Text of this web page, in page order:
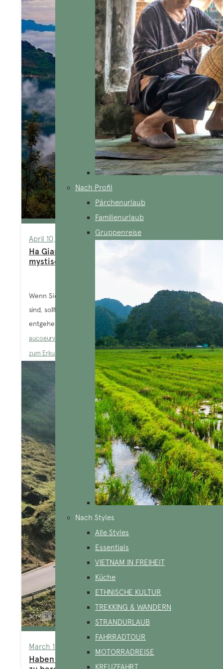
Nach Profil
Pärchenurlaub
Familienurlaub
Gruppenreise
Nach Styles
Alle Styles
Essentials
VIETNAM IN FREIHEIT
Küche
ETHNISCHE KULTUR
TREKKING & WANDERN
STRANDURLAUB
FAHRRADTOUR
MOTORRADREISE
KREUZFAHRT
April 10, 2025
Ha Giang im Winter: Eine Reise in
mystischen Farben
Wenn Sie von der Schönheit Nordvietnams fasziniert
sind, sollten Sie sich die Region Nordost nicht
entgehen lassen! Wir laden Sie...
aucoeurvietnam-admin Blog, Ha Giang Nordberge, Orte
zum Erkunden
March 11, 2025
Haben Sie Lust, im Mai den Ha Giang Loop